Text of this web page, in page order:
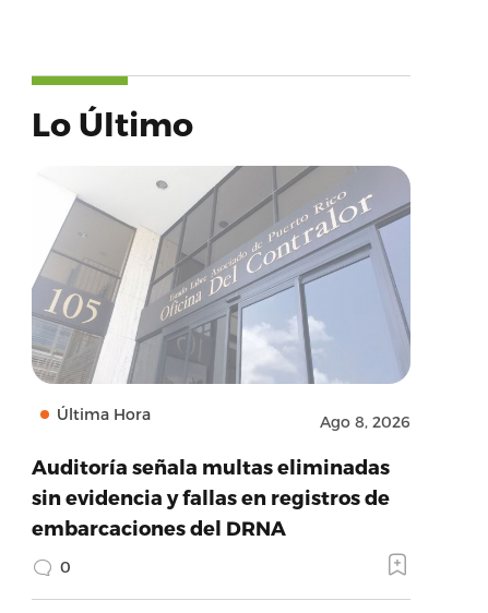
Lo Último
Última Hora Ago 8, 2026
Auditoría señala multas eliminadas
sin evidencia y fallas en registros de
embarcaciones del DRNA
0